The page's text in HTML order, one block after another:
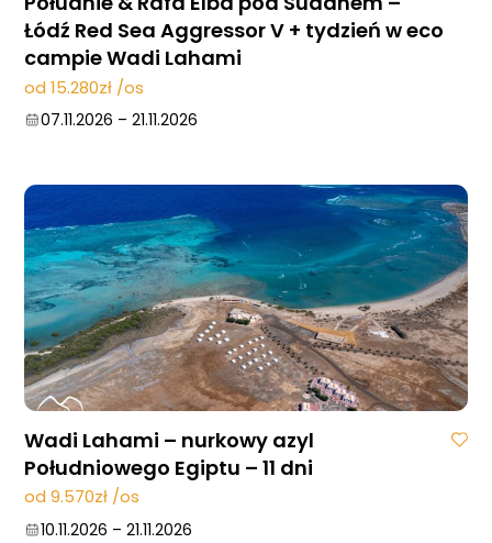
Łódź Red Sea Aggressor V + tydzień w eco
campie Wadi Lahami
od 15.280zł /os
07.11.2026 – 21.11.2026
Wadi Lahami – nurkowy azyl
Południowego Egiptu – 11 dni
od 9.570zł /os
10.11.2026 – 21.11.2026